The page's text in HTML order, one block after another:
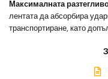
Максималната
лентата да абсорбира
транспортиране, като